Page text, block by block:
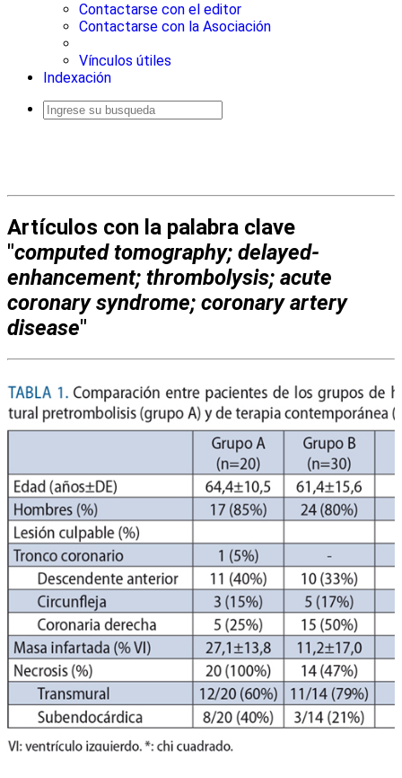
Contactarse con el editor
Contactarse con la Asociación
Vínculos útiles
Indexación
Artículos con la palabra clave
"computed tomography; delayed-
enhancement; thrombolysis; acute
coronary syndrome; coronary artery
disease"